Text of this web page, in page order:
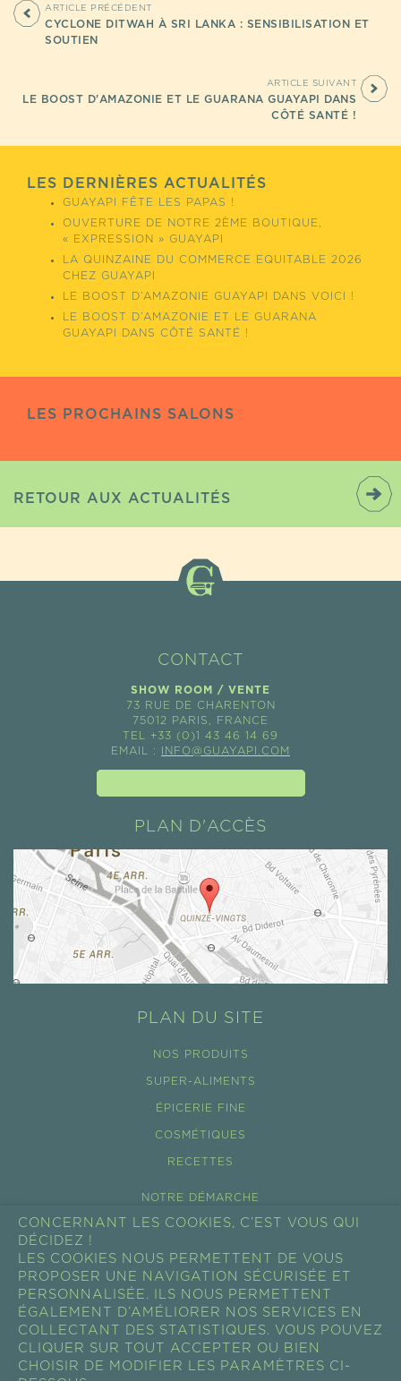
ARTICLE PRÉCÉDENT
CYCLONE DITWAH À SRI LANKA : SENSIBILISATION ET
SOUTIEN
ARTICLE SUIVANT
LE BOOST D'AMAZONIE ET LE GUARANA GUAYAPI DANS
CÔTÉ SANTÉ !
LES DERNIÈRES ACTUALITÉS
GUAYAPI FÊTE LES PAPAS !
OUVERTURE DE NOTRE 2ÈME BOUTIQUE,
« EXPRESSION » GUAYAPI
LA QUINZAINE DU COMMERCE EQUITABLE 2026
CHEZ GUAYAPI
LE BOOST D’AMAZONIE GUAYAPI DANS VOICI !
LE BOOST D’AMAZONIE ET LE GUARANA
GUAYAPI DANS CÔTÉ SANTÉ !
LES PROCHAINS SALONS
RETOUR AUX ACTUALITÉS
CONTACT
SHOW ROOM / VENTE
73 RUE DE CHARENTON
75012 PARIS, FRANCE
TEL +33 (0)1 43 46 14 69
EMAIL :
INFO@GUAYAPI.COM
PLAN D'ACCÈS
PLAN DU SITE
NOS PRODUITS
SUPER-ALIMENTS
ÉPICERIE FINE
COSMÉTIQUES
RECETTES
NOTRE DÉMARCHE
ÉCO-TOURISME
NOS FILIÈRES
ACTUALITÉS
SHOW ROOM
PROFESSIONNEL
RESSOURCES
CONCERNANT LES COOKIES, C’EST VOUS QUI
DÉCIDEZ !
LES COOKIES NOUS PERMETTENT DE VOUS
PROPOSER UNE NAVIGATION SÉCURISÉE ET
PERSONNALISÉE. ILS NOUS PERMETTENT
ÉGALEMENT D’AMÉLIORER NOS SERVICES EN
COLLECTANT DES STATISTIQUES. VOUS POUVEZ
CLIQUER SUR TOUT ACCEPTER OU BIEN
CHOISIR DE MODIFIER LES PARAMÈTRES CI-